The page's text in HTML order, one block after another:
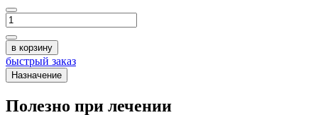
в корзину
быстрый заказ
Назначение
Полезно при лечении